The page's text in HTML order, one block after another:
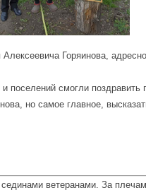
Горяинова,
поселений смогли поздравить
но самое главное,
ветеранами. За